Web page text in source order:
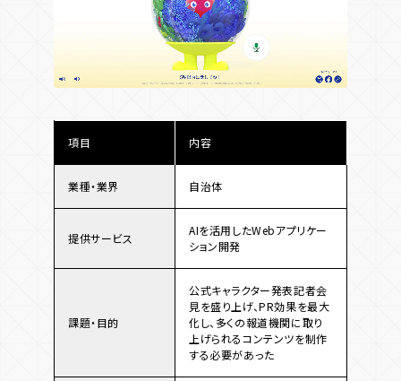
項目 内容
業種・業界 自治体
提供サービス
AIを活用したWebアプリケー
ション開発
課題・目的
公式キャラクター発表記者会
見を盛り上げ、PR効果を最大
化し、多くの報道機関に取り
上げられるコンテンツを制作
する必要があった